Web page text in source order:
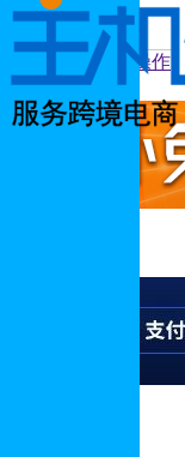
连接失败怎么操作